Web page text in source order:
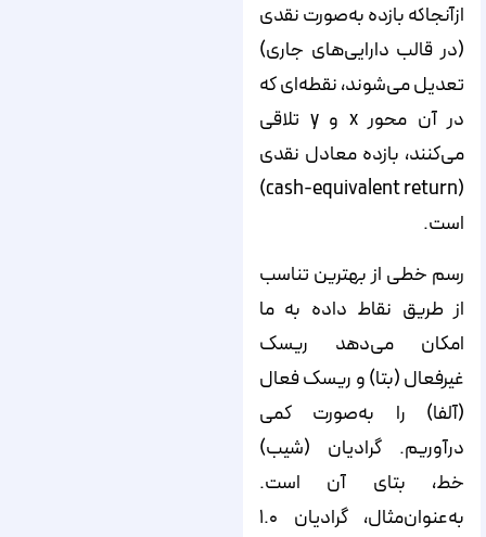
ازآنجاکه بازد‌ه به‌صورت نقدی
(در قالب دارایی‌های جاری)
تعدیل می‌شوند، نقطه‌ای که
در آن محور x و y تلاقی
می‌کنند، بازده معادل نقدی
(cash-equivalent return)
است.
رسم خطی از بهترین تناسب
از طریق نقاط داده به ما
امکان می‌دهد ریسک
غیرفعال (بتا) و ریسک فعال
(آلفا) را به‌صورت کمی
درآوریم. گرادیان (شیب)
خط، بتای آن است.
به‌عنوان‌مثال، گرادیان ۱.۰